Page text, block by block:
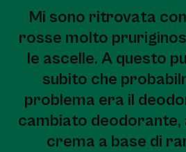
Mi sono ritrovata
rosse molto
le ascelle. A questo
subito che
problema era il
cambiato deodorante,
crema a base di